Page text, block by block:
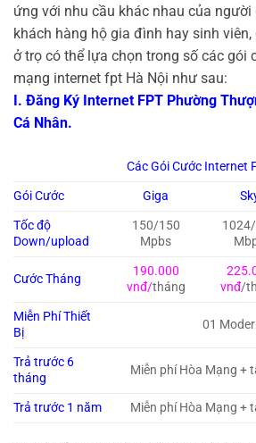
ứng với nhu cầu khác nhau của người
khách hàng hộ gia đình hay sinh
ở trọ có thể lựa chọn trong số các gói
mạng internet fpt Hà Nội như sau:
I. Đăng Ký Internet FPT Phường
Cá Nhân.
Các Gói Cước Internet
Gói Cước
Giga
Tốc độ
Down/upload
150/150
Mpbs
Cước Tháng
190.000
vnđ/tháng
vnđ/
Miễn Phí Thiết
Bị
01
Trả trước 6
tháng
Miễn phí Hòa Mạng +
Trả trước 1 năm Miễn phí Hòa Mạng +